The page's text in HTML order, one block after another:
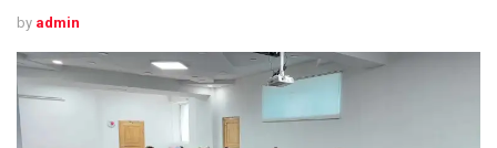
by admin